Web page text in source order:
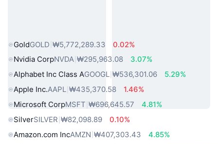
GoldGOLD ₩5,772,289.33
0.02%
Nvidia CorpNVDA ₩295,963.08
3.07%
Alphabet Inc Class AGOOGL ₩536,301.06
5.29%
Apple Inc.AAPL ₩435,370.58
1.46%
Microsoft CorpMSFT ₩696,645.57
4.81%
SilverSILVER ₩82,098.89
0.10%
Amazon.com IncAMZN ₩407,303.43
4.85%